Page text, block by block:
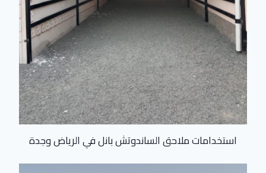
استخدامات ملاحق الساندوتش بانل في الرياض وجدة